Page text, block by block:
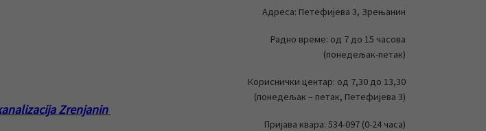
Zrenjanin
Адреса: Петефијева 3, Зрењанин
Радно време: од 7 до 15 часова
(понедељак-петак)
Кориснички центар: од 7,30 до 13,30
(понедељак – петак, Петефијева 3)
Пријава квара: 534-097 (0-24 часа)